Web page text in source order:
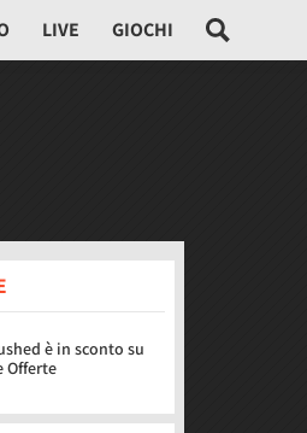
LIVE GIOCHI
è in sconto su
Offerte